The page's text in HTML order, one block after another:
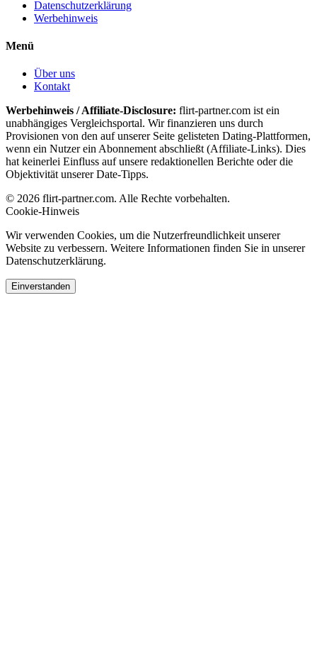
Datenschutzerklärung
Werbehinweis
Menü
Über uns
Kontakt
Werbehinweis / Affiliate-Disclosure: flirt-partner.com ist ein
unabhängiges Vergleichsportal. Wir finanzieren uns durch
Provisionen von den auf unserer Seite gelisteten Dating-Plattformen,
wenn ein Nutzer ein Abonnement abschließt (Affiliate-Links). Dies
hat keinerlei Einfluss auf unsere redaktionellen Berichte oder die
Objektivität unserer Date-Tipps.
© 2026 flirt-partner.com. Alle Rechte vorbehalten.
Cookie-Hinweis
Wir verwenden Cookies, um die Nutzerfreundlichkeit unserer
Website zu verbessern. Weitere Informationen finden Sie in unserer
Datenschutzerklärung.
Einverstanden